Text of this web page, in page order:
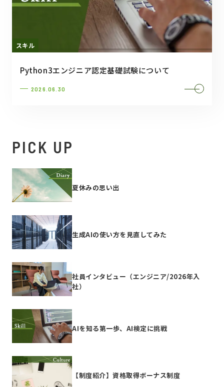
スキル
Python3エンジニア認定基礎試験について
2026.06.30
PICK UP
夏休みの思い出
生成AIの使い方を見直してみた
社員インタビュー（エンジニア/2026年入
社）
AIを知る第一歩、AI検定に挑戦
【制度紹介】資格取得ボーナス制度